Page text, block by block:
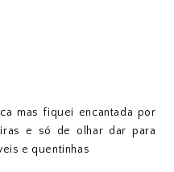
mas fiquei encantada por
e só de olhar dar para
e quentinhas